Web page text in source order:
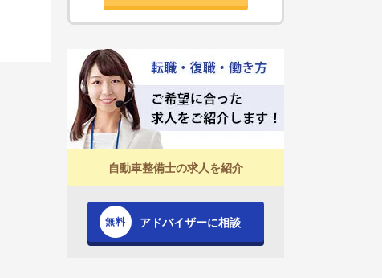
自動車整備士の求人を紹介
アドバイザーに相談